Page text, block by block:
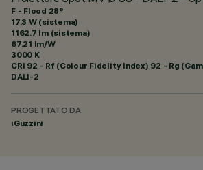
F - Flood 28°
17.3 W (sistema)
1162.7 lm (sistema)
67.21 lm/W
3000 K
CRI 92 - Rf (Colour Fidelity Index) 92 - Rg
DALI-2
PROGETTATO DA
iGuzzini